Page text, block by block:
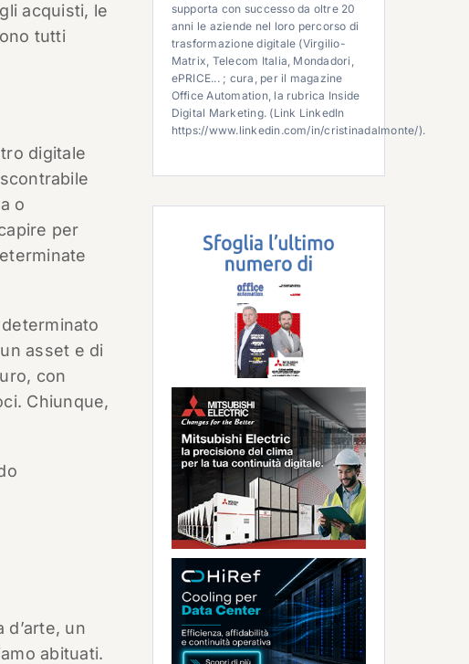
acquisti, le
tutti
digitale
o
per
asset e di
con
Chiunque,
d’arte, un
abituati.
supporta con successo da oltre 20
anni le aziende nel loro percorso di
trasformazione digitale (Virgilio-
Matrix, Telecom Italia, Mondadori,
ePRICE... ; cura, per il magazine
Office Automation, la rubrica Inside
Digital Marketing. (Link LinkedIn
https://www.linkedin.com/in/cristinadalmonte/).